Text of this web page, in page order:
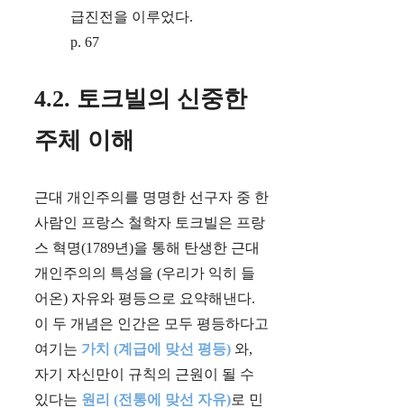
급진전을 이루었다.
p. 67
4.2. 토크빌의 신중한
주체 이해
근대 개인주의를 명명한 선구자 중 한
사람인 프랑스 철학자 토크빌은 프랑
스 혁명(1789년)을 통해 탄생한 근대
개인주의의 특성을 (우리가 익히 들
어온) 자유와 평등으로 요약해낸다.
이 두 개념은 인간은 모두 평등하다고
여기는 가치 (계급에 맞선 평등) 와,
자기 자신만이 규칙의 근원이 될 수
있다는 원리 (전통에 맞선 자유)로 민